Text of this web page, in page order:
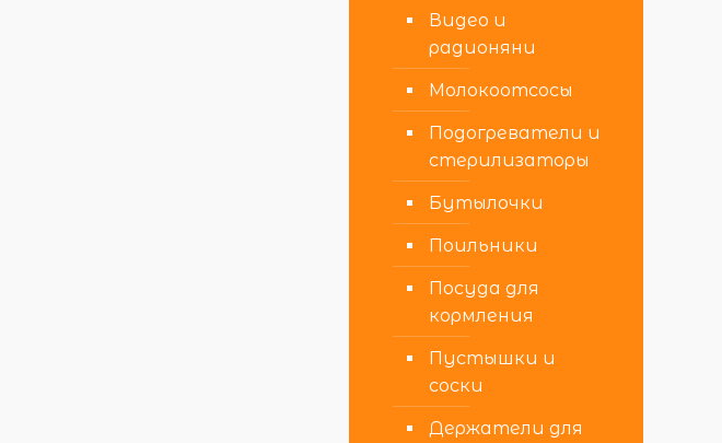
Видео и
радионяни
Молокоотсосы
Подогреватели и
стерилизаторы
Бутылочки
Поильники
Посуда для
кормления
Пустышки и
соски
Держатели для